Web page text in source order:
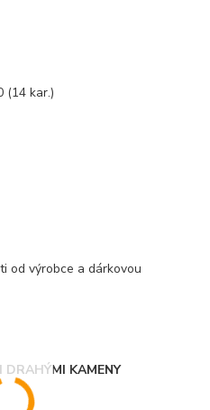
(14 kar.)
od výrobce a dárkovou
DRAHÝMI KAMENY